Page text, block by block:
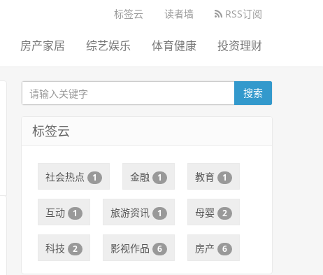
标签云 读者墙 RSS订阅
房产家居 综艺娱乐 体育健康 投资理财
搜索
标签云
社会热点 1 金融 1 教育 1
互动 1 旅游资讯 1 母婴 2
科技 2 影视作品 6 房产 6